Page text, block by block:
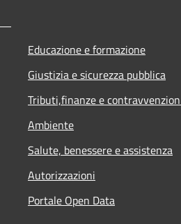
Educazione e formazione
Giustizia e sicurezza pubblica
Tributi,finanze e
Ambiente
Salute, benessere e assistenza
Autorizzazioni
Portale Open Data